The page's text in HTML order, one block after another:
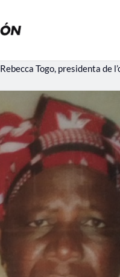
Rebecca Togo, presidenta de